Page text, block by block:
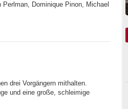
Dominique Pinon, Michael
drei Vorgängern mithalten.
und eine große, schleimige